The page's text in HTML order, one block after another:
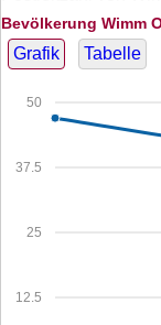
Bevölkerung Wimm
Grafik Tabelle
12.5
25
37.5
50